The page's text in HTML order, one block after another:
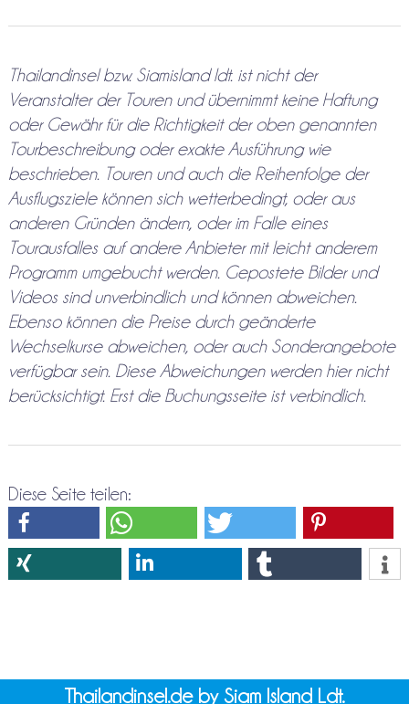
Thailandinsel bzw. Siamisland ldt. ist nicht der
Veranstalter der Touren und übernimmt keine Haftung
oder Gewähr für die Richtigkeit der oben genannten
Tourbeschreibung oder exakte Ausführung wie
beschrieben. Touren und auch die Reihenfolge der
Ausflugsziele können sich wetterbedingt, oder aus
anderen Gründen ändern, oder im Falle eines
Tourausfalles auf andere Anbieter mit leicht anderem
Programm umgebucht werden. Gepostete Bilder und
Videos sind unverbindlich und können abweichen.
Ebenso können die Preise durch geänderte
Wechselkurse abweichen, oder auch Sonderangebote
verfügbar sein. Diese Abweichungen werden hier nicht
berücksichtigt. Erst die Buchungsseite ist verbindlich.
Diese Seite teilen:
Thailandinsel.de by Siam Island Ldt.